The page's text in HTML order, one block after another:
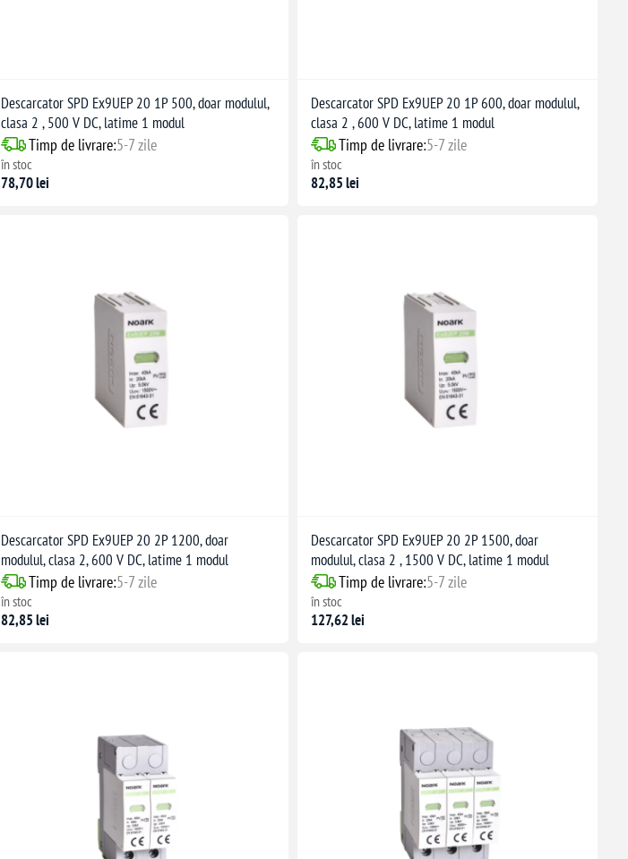
Descarcator SPD Ex9UEP 20 1P 500, doar modulul,
clasa 2 , 500 V DC, latime 1 modul
Timp de livrare:5-7 zile
în stoc
78,70 lei
Descarcator SPD Ex9UEP 20 1P 600, doar modulul,
clasa 2 , 600 V DC, latime 1 modul
Timp de livrare:5-7 zile
în stoc
82,85 lei
Descarcator SPD Ex9UEP 20 2P 1200, doar
modulul, clasa 2, 600 V DC, latime 1 modul
Timp de livrare:5-7 zile
în stoc
82,85 lei
Descarcator SPD Ex9UEP 20 2P 1500, doar
modulul, clasa 2 , 1500 V DC, latime 1 modul
Timp de livrare:5-7 zile
în stoc
127,62 lei